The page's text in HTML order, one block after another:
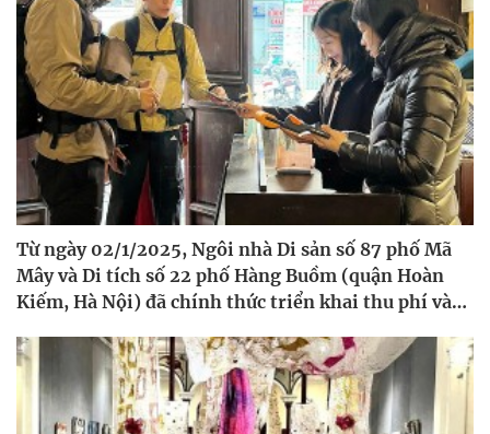
Từ ngày 02/1/2025, Ngôi nhà Di sản số 87 phố Mã
Mây và Di tích số 22 phố Hàng Buồm (quận Hoàn
Kiếm, Hà Nội) đã chính thức triển khai thu phí vào